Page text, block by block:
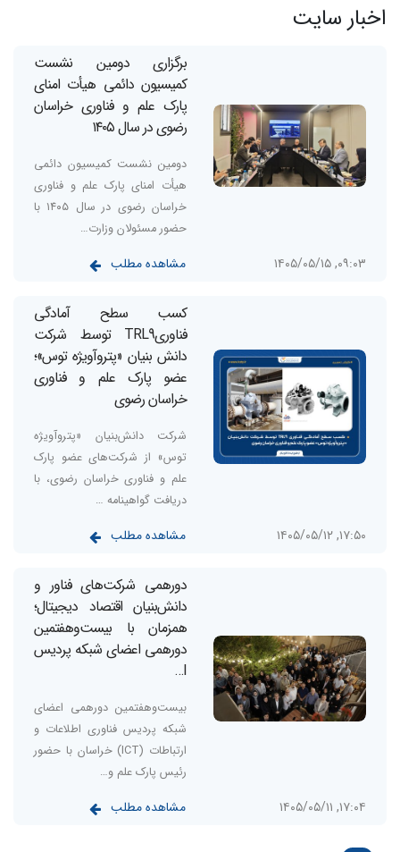
اخبار سایت
برگزاری دومین نشست
کمیسیون دائمی هیأت امنای
پارک علم و فناوری خراسان
رضوی در سال ۱۴۰۵
دومین نشست کمیسیون دائمی
هیأت امنای پارک علم و فناوری
خراسان رضوی در سال ۱۴۰۵ با
حضور مسئولان وزارت…
۰۹:۰۳, ۱۴۰۵/۰۵/۱۵ مشاهده مطلب
کسب سطح آمادگی
فناوریTRL9 توسط شرکت
دانش بنیان «پتروآویژه‌‌ توس»؛
عضو پارک علم و فناوری
خراسان رضوی
شرکت دانش‌بنیان «پتروآویژه
توس» از شرکت‌های عضو پارک
علم و فناوری خراسان رضوی، با
دریافت گواهینامه …
۱۷:۵۰, ۱۴۰۵/۰۵/۱۲ مشاهده مطلب
دورهمی شرکت‌های فناور و
دانش‌بنیان اقتصاد دیجیتال؛
همزمان با بیست‌وهفتمین
دورهمی اعضای شبکه پردیس
بیست‌وهفتمین دورهمی اعضای
شبکه پردیس فناوری اطلاعات و
ارتباطات (ICT) خراسان با حضور
رئیس پارک علم و…
۱۷:۰۴, ۱۴۰۵/۰۵/۱۱ مشاهده مطلب